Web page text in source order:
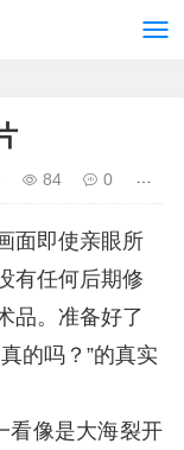
84 0
面即使亲眼所
有任何后期修
品。准备好了
的吗？”的真实
看像是大海裂开